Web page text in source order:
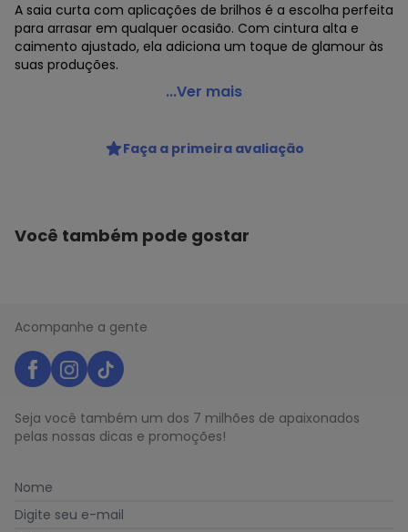
A saia curta com aplicações de brilhos é a escolha perfeita
para arrasar em qualquer ocasião. Com cintura alta e
caimento ajustado, ela adiciona um toque de glamour às
suas produções.
My Favorite - Saia Curta Cintura Alta Brilhos A0001
...Ver mais
Faça a primeira avaliação
Você também pode gostar
Acompanhe a gente
Seja você também um dos 7 milhões de apaixonados
pelas nossas dicas e promoções!
Nome
Digite seu e-mail